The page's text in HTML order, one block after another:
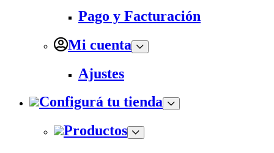
Pago y Facturación
Mi cuenta
Ajustes
Configurá tu tienda
Productos